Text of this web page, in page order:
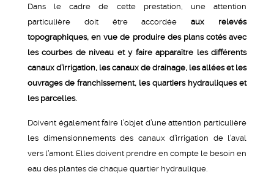
Dans le cadre de cette prestation, une attention
particulière doit être accordéeaux relevés
topographiques, en vue de produire des plans cotés avec
les courbes de niveau et y faire apparaître les différents
canaux d’irrigation, les canaux de drainage, les allées et les
ouvrages de franchissement, les quartiers hydrauliques et
les parcelles.
Doivent également faire l’objet d’une attention particulière
les dimensionnements des canaux d’irrigation de l’aval
vers l’amont. Elles doivent prendre en compte le besoin en
eau des plantes de chaque quartier hydraulique.